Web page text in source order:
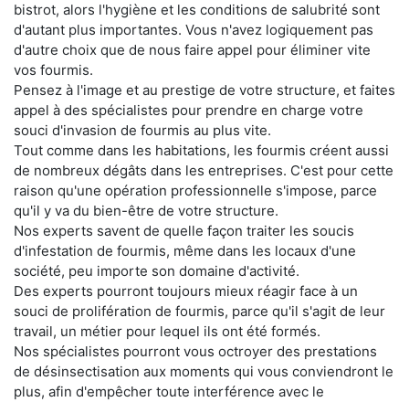
bistrot, alors l'hygiène et les conditions de salubrité sont
d'autant plus importantes. Vous n'avez logiquement pas
d'autre choix que de nous faire appel pour éliminer vite
vos fourmis.
Pensez à l'image et au prestige de votre structure, et faites
appel à des spécialistes pour prendre en charge votre
souci d'invasion de fourmis au plus vite.
Tout comme dans les habitations, les fourmis créent aussi
de nombreux dégâts dans les entreprises. C'est pour cette
raison qu'une opération professionnelle s'impose, parce
qu'il y va du bien-être de votre structure.
Nos experts savent de quelle façon traiter les soucis
d'infestation de fourmis, même dans les locaux d'une
société, peu importe son domaine d'activité.
Des experts pourront toujours mieux réagir face à un
souci de prolifération de fourmis, parce qu'il s'agit de leur
travail, un métier pour lequel ils ont été formés.
Nos spécialistes pourront vous octroyer des prestations
de désinsectisation aux moments qui vous conviendront le
plus, afin d'empêcher toute interférence avec le